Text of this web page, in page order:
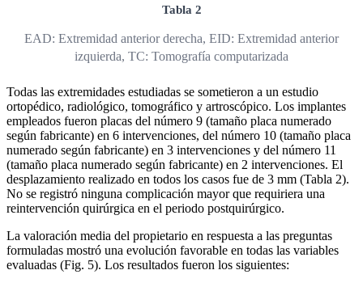
Tabla 2
EAD: Extremidad anterior derecha, EID: Extremidad anterior
izquierda, TC: Tomografía computarizada
Todas las extremidades estudiadas se sometieron a un estudio
ortopédico, radiológico, tomográfico y artroscópico. Los implantes
empleados fueron placas del número 9 (tamaño placa numerado
según fabricante) en 6 intervenciones, del número 10 (tamaño placa
numerado según fabricante) en 3 intervenciones y del número 11
(tamaño placa numerado según fabricante) en 2 intervenciones. El
desplazamiento realizado en todos los casos fue de 3 mm (Tabla 2).
No se registró ninguna complicación mayor que requiriera una
reintervención quirúrgica en el periodo postquirúrgico.
La valoración media del propietario en respuesta a las preguntas
formuladas mostró una evolución favorable en todas las variables
evaluadas (Fig. 5). Los resultados fueron los siguientes: